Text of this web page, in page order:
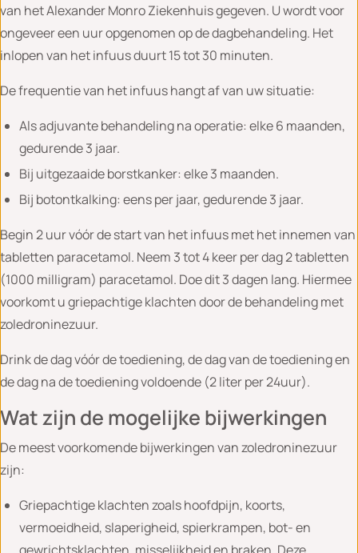
van het Alexander Monro Ziekenhuis gegeven. U wordt voor
ongeveer een uur opgenomen op de dagbehandeling. Het
inlopen van het infuus duurt 15 tot 30 minuten.
De frequentie van het infuus hangt af van uw situatie:
Als adjuvante behandeling na operatie: elke 6 maanden,
gedurende 3 jaar.
Bij uitgezaaide borstkanker: elke 3 maanden.
Bij botontkalking: eens per jaar, gedurende 3 jaar.
Begin 2 uur vóór de start van het infuus met het innemen van
tabletten paracetamol. Neem 3 tot 4 keer per dag 2 tabletten
(1000 milligram) paracetamol. Doe dit 3 dagen lang. Hiermee
voorkomt u griepachtige klachten door de behandeling met
zoledroninezuur.
Drink de dag vóór de toediening, de dag van de toediening en
de dag na de toediening voldoende (2 liter per 24uur).
Wat zijn de mogelijke bijwerkingen
De meest voorkomende bijwerkingen van zoledroninezuur
zijn:
Griepachtige klachten zoals hoofdpijn, koorts,
vermoeidheid, slaperigheid, spierkrampen, bot- en